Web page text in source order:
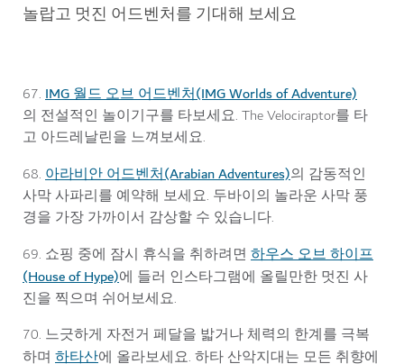
놀랍고 멋진 어드벤처를 기대해 보세요
67. IMG 월드 오브 어드벤처(IMG Worlds of Adventure)
의 전설적인 놀이기구를 타보세요. The Velociraptor를 타
고 아드레날린을 느껴보세요.
68. 아라비안 어드벤처(Arabian Adventures)의 감동적인
사막 사파리를 예약해 보세요. 두바이의 놀라운 사막 풍
경을 가장 가까이서 감상할 수 있습니다.
69. 쇼핑 중에 잠시 휴식을 취하려면 하우스 오브 하이프
(House of Hype)에 들러 인스타그램에 올릴만한 멋진 사
진을 찍으며 쉬어보세요.
70. 느긋하게 자전거 페달을 밟거나 체력의 한계를 극복
하며 하타산에 올라보세요. 하타 산악지대는 모든 취향에